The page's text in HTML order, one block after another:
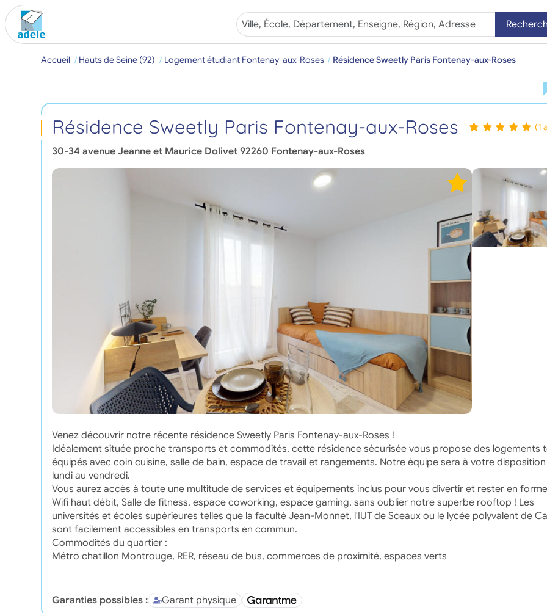
Accueil Hauts de Seine (92) Logement étudiant Fontenay-aux-Roses Résidence Sweetly Paris Fontenay-aux-Roses
Résidence Sweetly Paris Fontenay-aux-Roses (1
30-34 avenue Jeanne et Maurice Dolivet 92260 Fontenay-aux-Roses
Venez découvrir notre récente résidence Sweetly Paris Fontenay-aux-Roses !
Idéalement située proche transports et commodités, cette résidence sécurisée vous propose des logements
équipés avec coin cuisine, salle de bain, espace de travail et rangements. Notre équipe sera à votre
lundi au vendredi.
Vous aurez accès à toute une multitude de services et équipements inclus pour vous divertir et rester en
Wifi haut débit, Salle de fitness, espace coworking, espace gaming, sans oublier notre superbe rooftop ! Les
universités et écoles supérieures telles que la faculté Jean-Monnet, l'IUT de Sceaux ou le lycée polyvalent de
sont facilement accessibles en transports en commun.
Commodités du quartier :
Métro chatillon Montrouge, RER, réseau de bus, commerces de proximité, espaces verts
Garanties possibles : Garant physique